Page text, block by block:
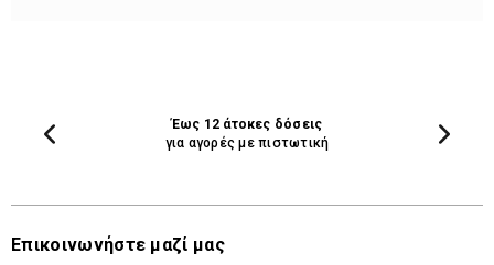
Έως 12 άτοκες δόσεις
για αγορές με πιστωτική
Επικοινωνήστε μαζί μας